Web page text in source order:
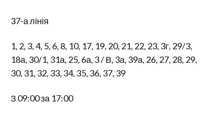
37-а лінія
1, 2, 3, 4, 5, 6, 8, 10, 17, 19, 20, 21, 22, 23, 3г, 29/3,
18а, 30/1, 31а, 25, 6а, 3 / В, 3а, 39а, 26, 27, 28, 29,
30, 31, 32, 33, 34, 35, 36, 37, 39
З 09:00 за 17:00